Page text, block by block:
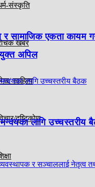
संस्कृति
खबर
साहित्य
दृष्टिकोण
र सामाजिक एकता कायम
अपिल
लागि उच्चस्तरीय